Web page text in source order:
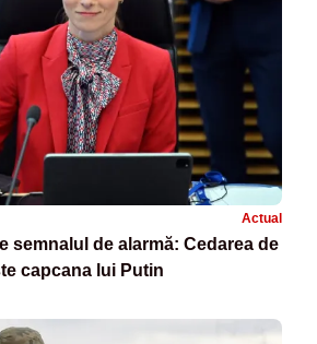
Actual
semnalul de alarmă: Cedarea de
capcana lui Putin